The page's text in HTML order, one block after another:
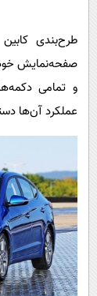
طرح‌بندی
و تمامی
عملکرد آن‌ها